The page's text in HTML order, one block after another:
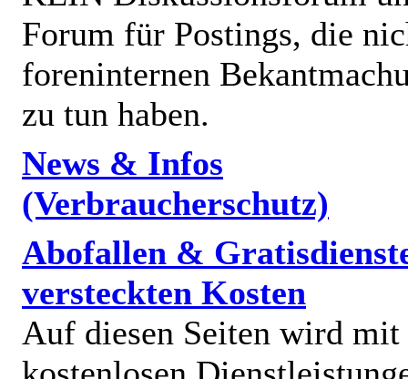
Forum für Postings, die
foreninternen
zu tun haben.
News & Infos
(Verbraucherschutz)
Abofallen &
versteckten Kosten
Auf diesen Seiten wird mit